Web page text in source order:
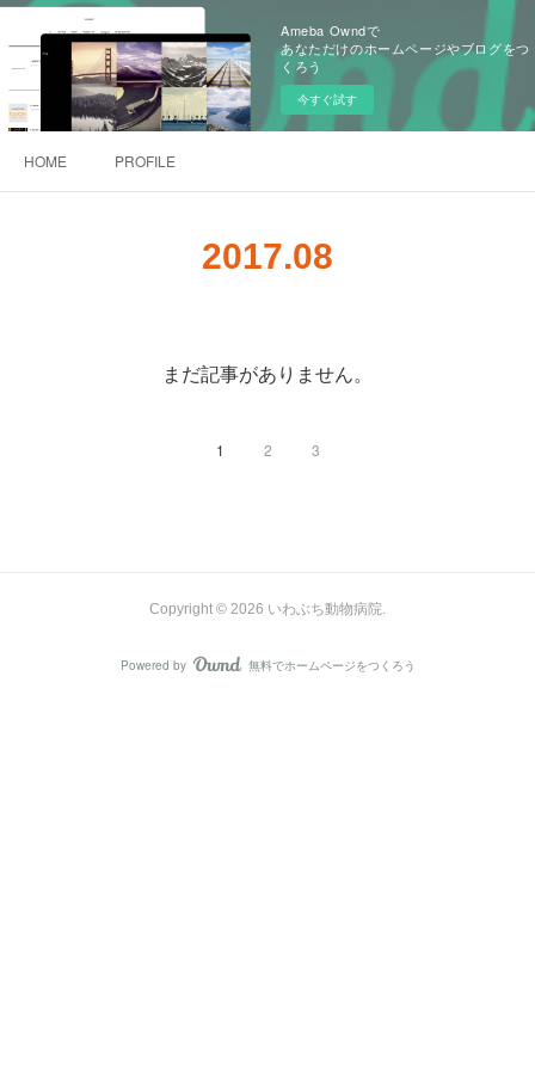
Ameba Owndで
あなただけのホームページやブログをつ
くろう
今すぐ試す
HOME PROFILE
2017.08
まだ記事がありません。
1 2 3
Copyright © 2026 いわぶち動物病院.
Powered by AmebaOwnd
無料でホームページをつくろう